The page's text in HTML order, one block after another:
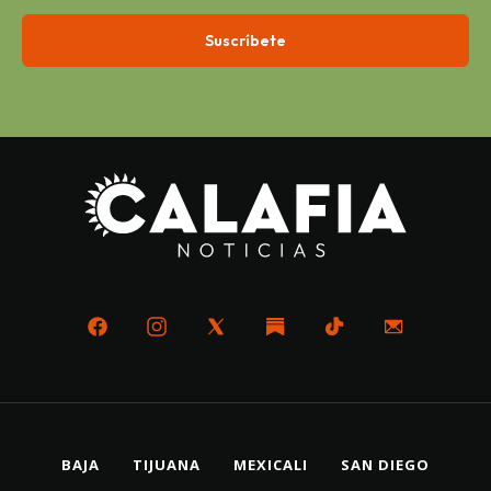
BAJA TIJUANA MEXICALI SAN DIEGO